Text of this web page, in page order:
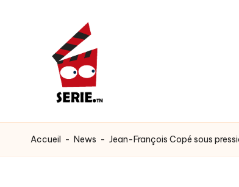
s
e
all
trending
Accueil - News - Jean-François Copé sous